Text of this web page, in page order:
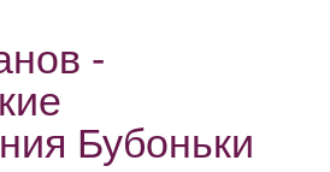
-
Бубоньки